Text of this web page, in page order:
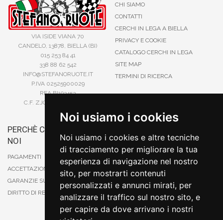
Noi usiamo i cookies
Noi usiamo i cookies e altre tecniche
di tracciamento per migliorare la tua
esperienza di navigazione nel nostro
sito, per mostrarti contenuti
personalizzati e annunci mirati, per
analizzare il traffico sul nostro sito, e
per capire da dove arrivano i nostri
VIA ISIDE VIANA 70
CANDELO, 13878, BIELLA (BI)
015 253 84 41
338 88 62 542
INFO@STEFANORUOTE.IT
P.IVA 02525900029
REA BI193453
C.F. ZJOSFN73H14A859X
CHI SIAMO
CONTATTI
CERCHI IN LEGA A BIELLA
PRIVACY E COOKIE
CATALOGO CERCHI IN LEGA
SITE MAP
TERMINI DI RICERCA
PERCHÈ COMPRARE DA
NOI
PAGAMENTI
ACCETTAZIONE DEGLI ORDINI
GARANZIE SUI PRODOTTI
DIRITTO DI RECESSO
CARTA DI CREDITO
PAYPAL
CONTRASSEGNO
POSTEPAY